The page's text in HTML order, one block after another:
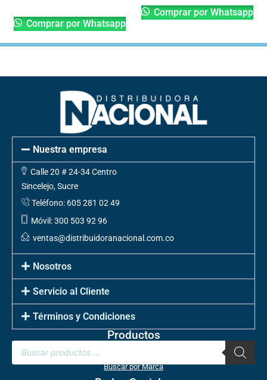
Comprar por Whatsapp
Comprar por Whatsapp
Nuestra empresa
Calle 20 # 24-34 Centro
Sincelejo, Sucre
Teléfono: 605 281 02 49
Móvil: 300 503 92 96
ventas@distribuidoranacional.com.co
Nosotros
Servicio al Cliente
Términos y Condiciones
Productos
Buscar por Marca